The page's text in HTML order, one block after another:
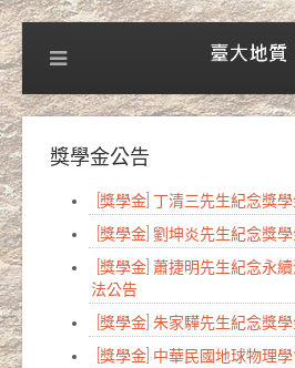
獎學金公告
[獎學金] 丁清三先生紀念獎
[獎學金] 劉坤炎先生紀念獎
[獎學金] 蕭捷明先生紀念永
法公告
[獎學金] 朱家驊先生紀念獎
[獎學金] 中華民國地球物理